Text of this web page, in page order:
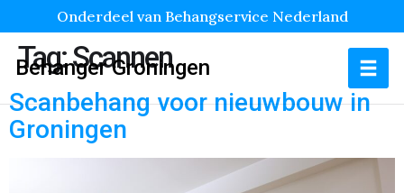
Onderdeel van Behangservice Nederland
Behanger Groningen
Tag:Scannen
Scanbehang voor nieuwbouw in
Groningen